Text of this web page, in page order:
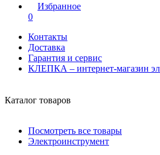
Избранное
0
Контакты
Доставка
Гарантия и сервис
КЛЕПКА – интернет-магазин
Каталог товаров
Посмотреть все товары
Электроинструмент